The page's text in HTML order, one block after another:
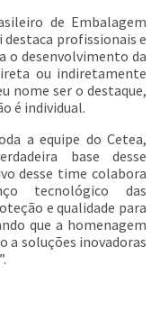
de Embalagem
profissionais e
o desenvolvimento da
ou indiretamente
nome ser o destaque,
é individual.
a equipe do Cetea,
base desse
desse time colabora
tecnológico das
e qualidade para
que a homenagem
a soluções inovadoras